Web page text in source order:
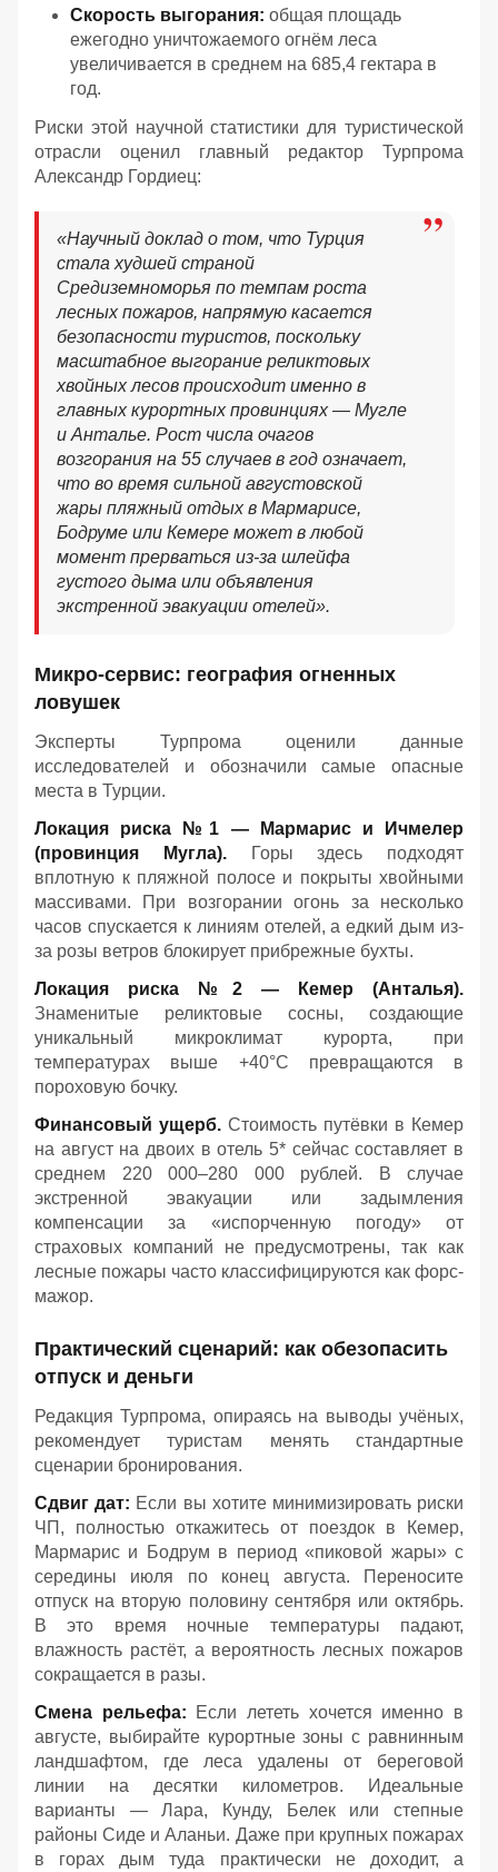
Скорость выгорания: общая площадь
ежегодно уничтожаемого огнём леса
увеличивается в среднем на 685,4 гектара в
год.
Риски этой научной статистики для туристической
отрасли оценил главный редактор Турпрома
Александр Гордиец:
«Научный доклад о том, что Турция
стала худшей страной
Средиземноморья по темпам роста
лесных пожаров, напрямую касается
безопасности туристов, поскольку
масштабное выгорание реликтовых
хвойных лесов происходит именно в
главных курортных провинциях — Мугле
и Анталье. Рост числа очагов
возгорания на 55 случаев в год означает,
что во время сильной августовской
жары пляжный отдых в Мармарисе,
Бодруме или Кемере может в любой
момент прерваться из-за шлейфа
густого дыма или объявления
экстренной эвакуации отелей».
Микро-сервис: география огненных
ловушек
Эксперты Турпрома оценили данные
исследователей и обозначили самые опасные
места в Турции.
Локация риска №1 — Мармарис и Ичмелер
(провинция Мугла).Горы здесь подходят
вплотную к пляжной полосе и покрыты хвойными
массивами. При возгорании огонь за несколько
часов спускается к линиям отелей, а едкий дым из-
за розы ветров блокирует прибрежные бухты.
Локация риска №2 — Кемер (Анталья).
Знаменитые реликтовые сосны, создающие
уникальный микроклимат курорта, при
температурах выше +40°C превращаются в
пороховую бочку.
Финансовый ущерб. Стоимость путёвки в Кемер
на август на двоих в отель 5* сейчас составляет в
среднем 220 000–280 000 рублей. В случае
экстренной эвакуации или задымления
компенсации за «испорченную погоду» от
страховых компаний не предусмотрены, так как
лесные пожары часто классифицируются как форс-
мажор.
Практический сценарий: как обезопасить
отпуск и деньги
Редакция Турпрома, опираясь на выводы учёных,
рекомендует туристам менять стандартные
сценарии бронирования.
Сдвиг дат: Если вы хотите минимизировать риски
ЧП, полностью откажитесь от поездок в Кемер,
Мармарис и Бодрум в период «пиковой жары» с
середины июля по конец августа. Переносите
отпуск на вторую половину сентября или октябрь.
В это время ночные температуры падают,
влажность растёт, а вероятность лесных пожаров
сокращается в разы.
Смена рельефа: Если лететь хочется именно в
августе, выбирайте курортные зоны с равнинным
ландшафтом, где леса удалены от береговой
линии на десятки километров. Идеальные
варианты — Лара, Кунду, Белек или степные
районы Сиде и Аланьи. Даже при крупных пожарах
в горах дым туда практически не доходит, а